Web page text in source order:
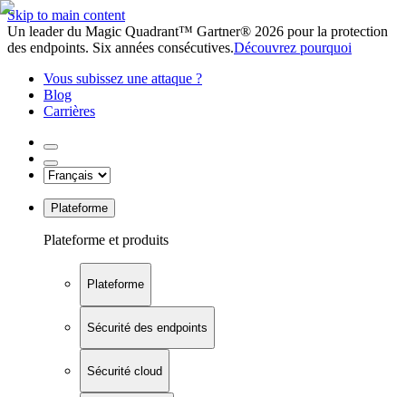
Skip to main content
Un leader du Magic Quadrant™ Gartner® 2026 pour la protection
des endpoints. Six années consécutives.Découvrez pourquoi
Vous subissez une attaque ?
Blog
Carrières
Plateforme
Plateforme et produits
Plateforme
Sécurité des endpoints
Sécurité cloud